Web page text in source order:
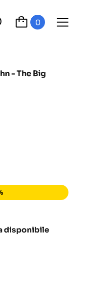
0
- The Big
disponibile